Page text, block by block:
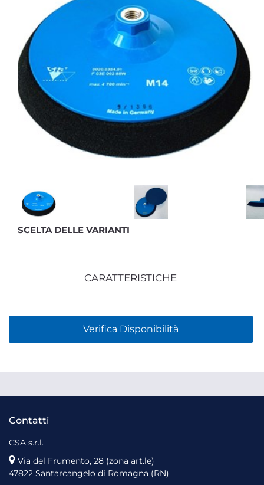
SCELTA DELLE VARIANTI
CARATTERISTICHE
Verifica Disponibilità
Contatti
CSA s.r.l.
Via del Frumento, 28 (zona art.le)
47822 Santarcangelo di Romagna (RN)